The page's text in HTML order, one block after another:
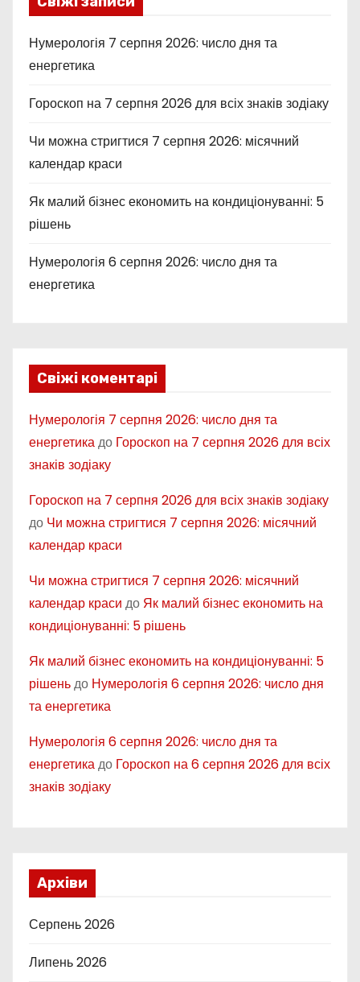
Нумерологія 7 серпня 2026: число дня та
енергетика
Гороскоп на 7 серпня 2026 для всіх знаків зодіаку
Чи можна стригтися 7 серпня 2026: місячний
календар краси
Як малий бізнес економить на кондиціонуванні: 5
рішень
Нумерологія 6 серпня 2026: число дня та
енергетика
Свіжі коментарі
Нумерологія 7 серпня 2026: число дня та
енергетикадо Гороскоп на 7 серпня 2026 для всіх
знаків зодіаку
Гороскоп на 7 серпня 2026 для всіх знаків зодіаку
до Чи можна стригтися 7 серпня 2026: місячний
календар краси
Чи можна стригтися 7 серпня 2026: місячний
календар краси до Як малий бізнес економить на
кондиціонуванні: 5 рішень
Як малий бізнес економить на кондиціонуванні: 5
рішеньдо Нумерологія 6 серпня 2026: число дня
та енергетика
Нумерологія 6 серпня 2026: число дня та
енергетикадо Гороскоп на 6 серпня 2026 для всіх
знаків зодіаку
Архіви
Серпень 2026
Липень 2026